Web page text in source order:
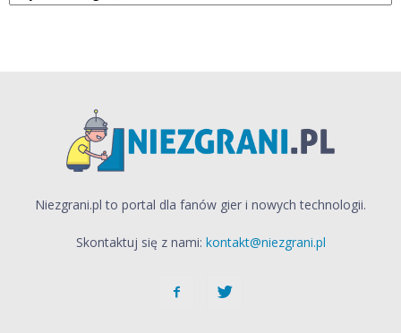
Niezgrani.pl to portal dla fanów gier i nowych technologii.
Skontaktuj się z nami: kontakt@niezgrani.pl